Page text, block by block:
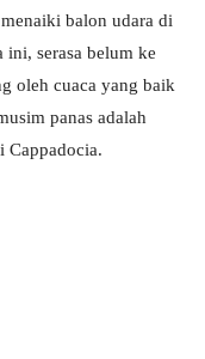
balon udara di
serasa belum ke
oleh cuaca yang baik
panas adalah
Cappadocia.